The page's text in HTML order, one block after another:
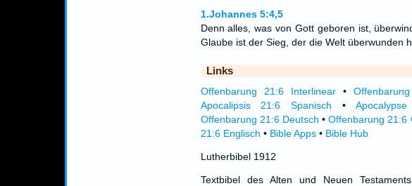
1.Johannes 5:4,5
Denn alles, was von Gott geboren ist,
Glaube ist der Sieg, der die Welt überwunden
Links
Offenbarung 21:6 Interlinear•
Apocalipsis 21:6 Spanisch •
Offenbarung 21:6 Deutsch •Offenbarung 21:6
21:6 Englisch • Bible Apps• Bible Hub
Lutherbibel 1912
Textbibel des Alten und Neuen